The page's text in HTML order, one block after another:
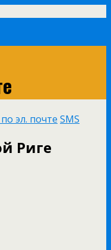
эл. почте SMS
Риге